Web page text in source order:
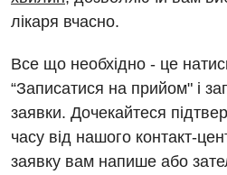
Безоплатні послуги
Гастроентерологія
Гематологія
лікаря вчасно.
Все що необхідно - це
“Записатися на прийом" і
заявки. Дочекайтеся
часу від нашого контакт-
заявку вам напише або